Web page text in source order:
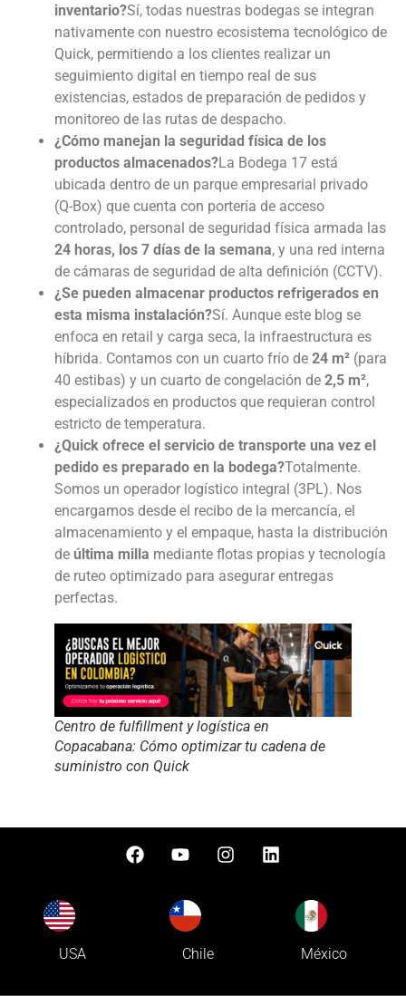
inventario?Sí, todas nuestras bodegas se integran
nativamente con nuestro ecosistema tecnológico de
Quick, permitiendo a los clientes realizar un
seguimiento digital en tiempo real de sus
existencias, estados de preparación de pedidos y
monitoreo de las rutas de despacho.
¿Cómo manejan la seguridad física de los
productos almacenados?La Bodega 17 está
ubicada dentro de un parque empresarial privado
(Q-Box) que cuenta con portería de acceso
controlado, personal de seguridad física armada las
24 horas, los 7 días de la semana, y una red interna
de cámaras de seguridad de alta definición (CCTV).
¿Se pueden almacenar productos refrigerados en
esta misma instalación?Sí. Aunque este blog se
enfoca en retail y carga seca, la infraestructura es
híbrida. Contamos con un cuarto frío de 24 m² (para
40 estibas) y un cuarto de congelación de 2,5 m²,
especializados en productos que requieran control
estricto de temperatura.
¿Quick ofrece el servicio de transporte una vez el
pedido es preparado en la bodega?Totalmente.
Somos un operador logístico integral (3PL). Nos
encargamos desde el recibo de la mercancía, el
almacenamiento y el empaque, hasta la distribución
de última milla mediante flotas propias y tecnología
de ruteo optimizado para asegurar entregas
perfectas.
Centro de fulfillment y logística en
Copacabana: Cómo optimizar tu cadena de
suministro con Quick
USA Chile México